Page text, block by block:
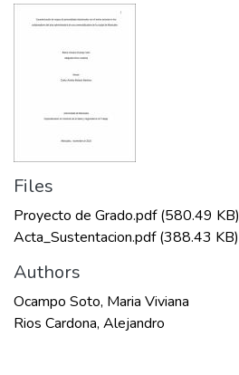
Files
Proyecto de Grado.pdf(580.49 KB)
Acta_Sustentacion.pdf(388.43 KB)
Authors
Ocampo Soto, Maria Viviana
Rios Cardona, Alejandro